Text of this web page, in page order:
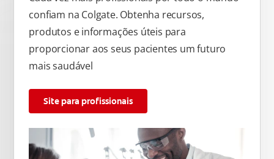
confiam na Colgate. Obtenha recursos,
produtos e informações úteis para
proporcionar aos seus pacientes um futuro
mais saudável
Site para profissionais